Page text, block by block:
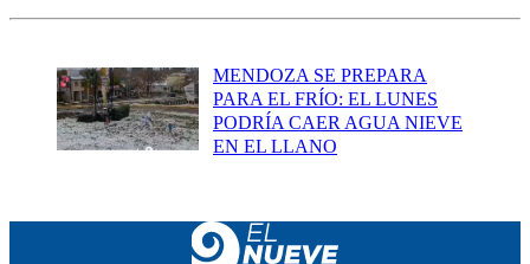
MENDOZA SE PREPARA
PARA EL FRÍO: EL LUNES
PODRÍA CAER AGUA NIEVE
EN EL LLANO